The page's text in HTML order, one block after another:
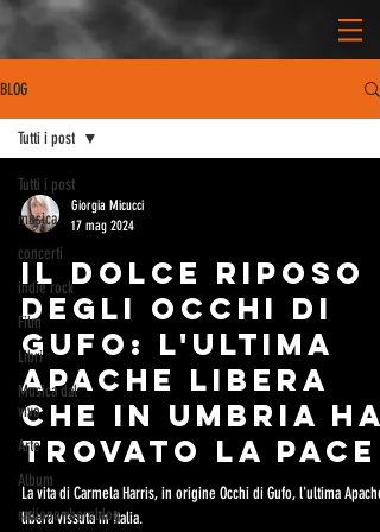
BLOG
Tutti i post
musica
concerti
indie rock
Film
Libri
Musica dal
vivo
Arte
Album
radionowhereblog
Tutti i post
Giorgia Micucci
17 mag 2024
Il dolce riposo
degli Occhi di
Gufo: l'ultima
Apache libera
che in Umbria ha
trovato la pace
La vita di Carmela Harris, in origine Occhi di Gufo, l'ultima Apache
libera vissuta in Italia.